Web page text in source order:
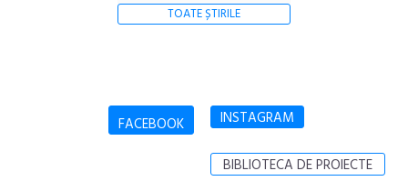
TOATE ȘTIRILE
FACEBOOK INSTAGRAM
BIBLIOTECA DE PROIECTE